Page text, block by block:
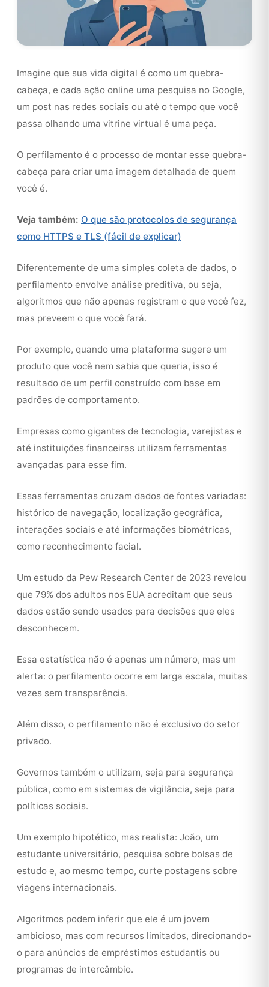
Imagine que sua vida digital é como um quebra-
cabeça, e cada ação online uma pesquisa no Google,
um post nas redes sociais ou até o tempo que você
passa olhando uma vitrine virtual é uma peça.
O perfilamento é o processo de montar esse quebra-
cabeça para criar uma imagem detalhada de quem
você é.
Veja também: O que são protocolos de segurança
como HTTPS e TLS (fácil de explicar)
Diferentemente de uma simples coleta de dados, o
perfilamento envolve análise preditiva, ou seja,
algoritmos que não apenas registram o que você fez,
mas preveem o que você fará.
Por exemplo, quando uma plataforma sugere um
produto que você nem sabia que queria, isso é
resultado de um perfil construído com base em
padrões de comportamento.
Empresas como gigantes de tecnologia, varejistas e
até instituições financeiras utilizam ferramentas
avançadas para esse fim.
Essas ferramentas cruzam dados de fontes variadas:
histórico de navegação, localização geográfica,
interações sociais e até informações biométricas,
como reconhecimento facial.
Um estudo da Pew Research Center de 2023 revelou
que 79% dos adultos nos EUA acreditam que seus
dados estão sendo usados para decisões que eles
desconhecem.
Essa estatística não é apenas um número, mas um
alerta: o perfilamento ocorre em larga escala, muitas
vezes sem transparência.
Além disso, o perfilamento não é exclusivo do setor
privado.
Governos também o utilizam, seja para segurança
pública, como em sistemas de vigilância, seja para
políticas sociais.
Um exemplo hipotético, mas realista: João, um
estudante universitário, pesquisa sobre bolsas de
estudo e, ao mesmo tempo, curte postagens sobre
viagens internacionais.
Algoritmos podem inferir que ele é um jovem
ambicioso, mas com recursos limitados, direcionando-
o para anúncios de empréstimos estudantis ou
programas de intercâmbio.